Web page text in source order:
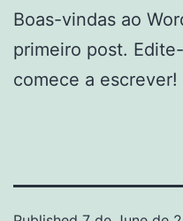
Boas-vindas ao
primeiro post.
comece a escrever!